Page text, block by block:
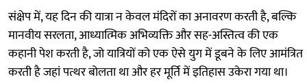
संक्षेप में, यह दिन की यात्रा न केवल मंदिरों का अनावरण करती है, बल्कि
मानवीय सरलता, आध्यात्मिक अभिव्यक्ति और सह-अस्तित्व की एक
कहानी पेश करती है, जो यात्रियों को एक ऐसे युग में डूबने के लिए आमंत्रित
करती है जहां पत्थर बोलता था और हर मूर्ति में इतिहास उकेरा गया था।